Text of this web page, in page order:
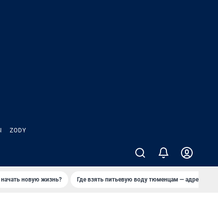
ZODY
начать новую жизнь? Где взять питьевую воду тюменцам — адреса